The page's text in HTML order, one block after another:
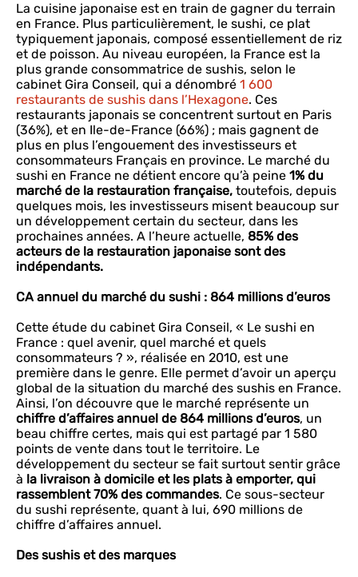
La cuisine japonaise est en train de gagner du terrain
en France. Plus particulièrement, le sushi, ce plat
typiquement japonais, composé essentiellement de riz
et de poisson. Au niveau européen, la France est la
plus grande consommatrice de sushis, selon le
cabinet Gira Conseil, qui a dénombré 1 600
restaurants de sushis dans l’Hexagone. Ces
restaurants japonais se concentrent surtout en Paris
(36%), et en Ile-de-France (66%) ; mais gagnent de
plus en plus l’engouement des investisseurs et
consommateurs Français en province. Le marché du
sushi en France ne détient encore qu’à peine 1% du
marché de la restauration française, toutefois, depuis
quelques mois, les investisseurs misent beaucoup sur
un développement certain du secteur, dans les
prochaines années. A l’heure actuelle, 85% des
acteurs de la restauration japonaise sont des
indépendants.
CA annuel du marché du sushi : 864 millions d’euros
Cette étude du cabinet Gira Conseil, « Le sushi en
France : quel avenir, quel marché et quels
consommateurs ? », réalisée en 2010, est une
première dans le genre. Elle permet d’avoir un aperçu
global de la situation du marché des sushis en France.
Ainsi, l’on découvre que le marché représente un
chiffre d’affaires annuel de 864 millions d’euros, un
beau chiffre certes, mais qui est partagé par 1 580
points de vente dans tout le territoire. Le
développement du secteur se fait surtout sentir grâce
à la livraison à domicile et les plats à emporter, qui
rassemblent 70% des commandes. Ce sous-secteur
du sushi représente, quant à lui, 690 millions de
chiffre d’affaires annuel.
Des sushis et des marques